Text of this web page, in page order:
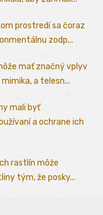
prostredí sa čoraz
zodp...
mať značný vplyv
a telesn...
mali byť
a ochrane ich
rastlín môže
tým, že posky...